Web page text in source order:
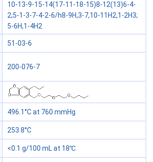
10-13-9-15-14(17-11-18-15)8-12(13)6-4-
2;5-1-3-7-4-2-6/h8-9H,3-7,10-11H2,1-2H3;
5-6H,1-4H2
51-03-6
200-076-7
496.1°C at 760 mmHg
253.8°C
<0.1 g/100 mL at 18℃